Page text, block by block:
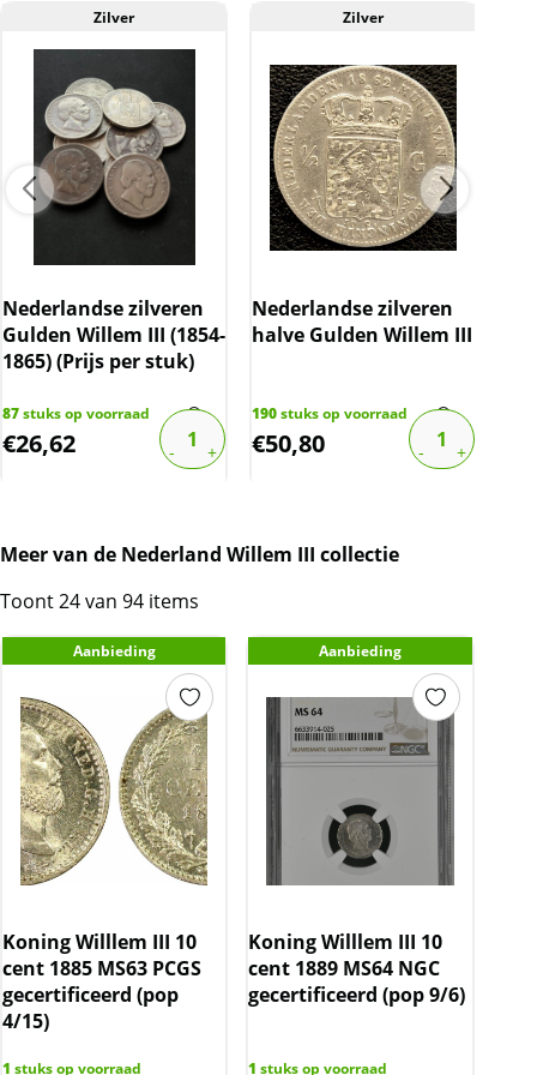
Dit product wordt onder de margeregel
verhandeld. Dit houdt in dat wij btw afdragen
over de marge die wij behalen op dit product.
De btw mag hierdoor door ons niet op de
factuur vermeld worden. De prijs op de
website is inclusief btw.
Zilver
Nederlandse zilveren
Gulden Willem III (1854-
1865) (Prijs per stuk)
87stuks op voorraad
€26,62
Zilver
Nederlandse zilveren
halve Gulden Willem III
190stuks op voorraad
€50,80
Meer van de Nederland Willem III collectie
Toont 24 van 94 items
Aanbieding
Koning Willlem III 10
cent 1885 MS63 PCGS
gecertificeerd (pop
4/15)
1 stuks op voorraad
Aanbieding
Koning Willlem III 10
cent 1889 MS64 NGC
gecertificeerd (pop 9/6)
1 stuks op voorraad